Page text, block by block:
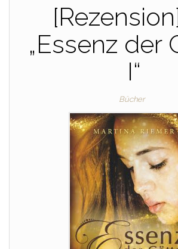
„Essenz der
I“
Bücher